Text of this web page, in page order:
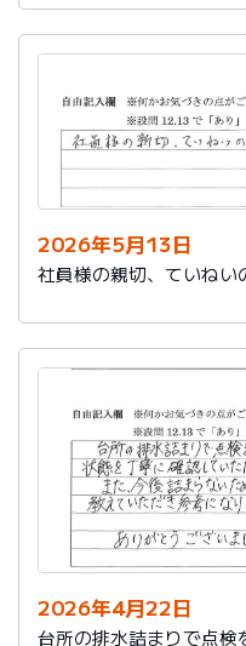
で知りました。
社員さんには感謝しかあ
2026年5月13日
社員様の親切、ていねい
2026年4月22日
台所の排水詰まりで点検